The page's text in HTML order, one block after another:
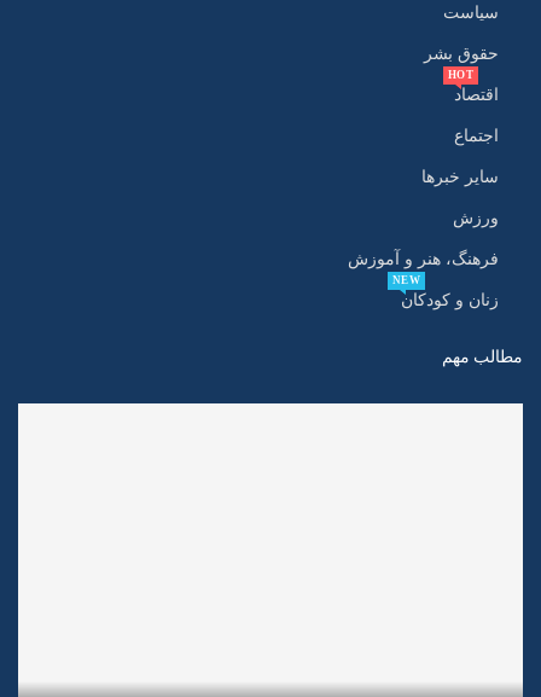
سیاست
حقوق بشر
اقتصاد
HOT
اجتماع
سایر خبرها
ورزش
فرهنگ، هنر و آموزش
زنان و کودکان
NEW
مطالب مهم